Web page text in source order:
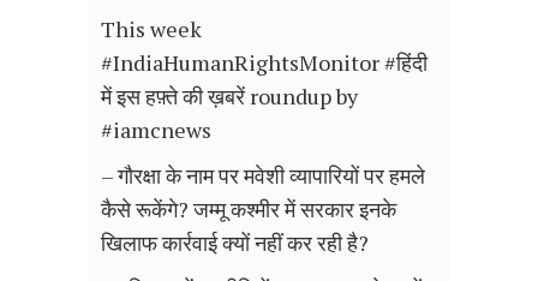
This week
#IndiaHumanRightsMonitor #हिंदी
में इस हफ़्ते की ख़बरें roundup by
#iamcnews
– गौरक्षा के नाम पर मवेशी व्यापारियों पर हमले
कैसे रूकेंगे? जम्मू कश्मीर में सरकार इनके
खिलाफ कार्रवाई क्यों नहीं कर रही है?